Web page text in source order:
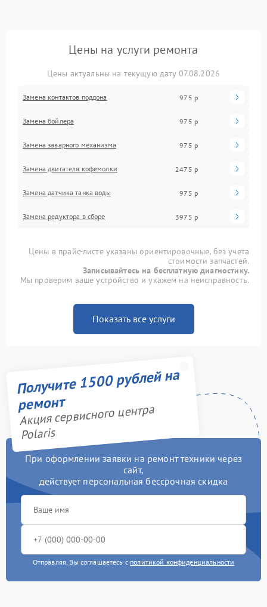
Цены на услуги ремонта
Цены актуальны на текущую дату 07.08.2026
Замена контактов поддона 975 р
Замена бойлера 975 р
Замена заварного механизма 975 р
Замена двигателя кофемолки 2475 р
Замена датчика танка воды 975 р
Замена редуктора в сборе 3975 р
Цены в прайс-листе указаны ориентировочные, без учета
стоимости запчастей.
Записывайтесь на бесплатную диагностику.
Мы проверим ваше устройство и укажем на неисправность.
Показать все услуги
Получите 1500 рублей на
ремонт
Акция сервисного центра
Polaris
При оформлении заявки на ремонт техники через
сайт,
действует персональная бессрочная скидка
Отправляя, Вы соглашаетесь с политикой конфиденциальности